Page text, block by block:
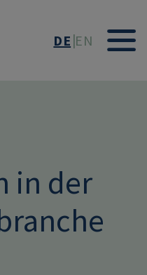
DE EN
in der